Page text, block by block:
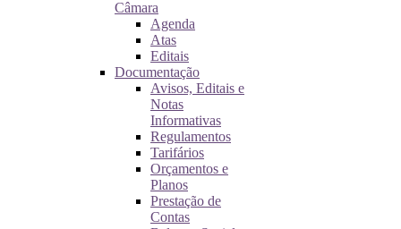
Câmara
Agenda
Atas
Editais
Documentação
Avisos, Editais e
Notas
Informativas
Regulamentos
Tarifários
Orçamentos e
Planos
Prestação de
Contas